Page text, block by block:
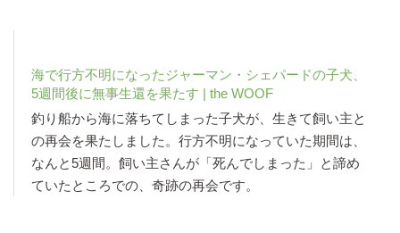
海で行方不明になったジャーマン・シェパードの子犬、
5週間後に無事生還を果たす | the WOOF
釣り船から海に落ちてしまった子犬が、生きて飼い主と
の再会を果たしました。行方不明になっていた期間は、
なんと5週間。飼い主さんが「死んでしまった」と諦め
ていたところでの、奇跡の再会です。